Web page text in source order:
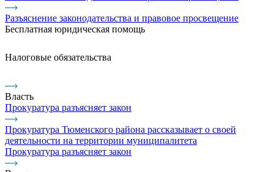
Разъяснение законодательства и правовое просвещение
Бесплатная юридическая помощь
Налоговые обязательства
Власть
Прокуратура разъясняет закон
Прокуратура Тюменского района рассказывает о своей
деятельности на территории муниципалитета
Прокуратура разъясняет закон